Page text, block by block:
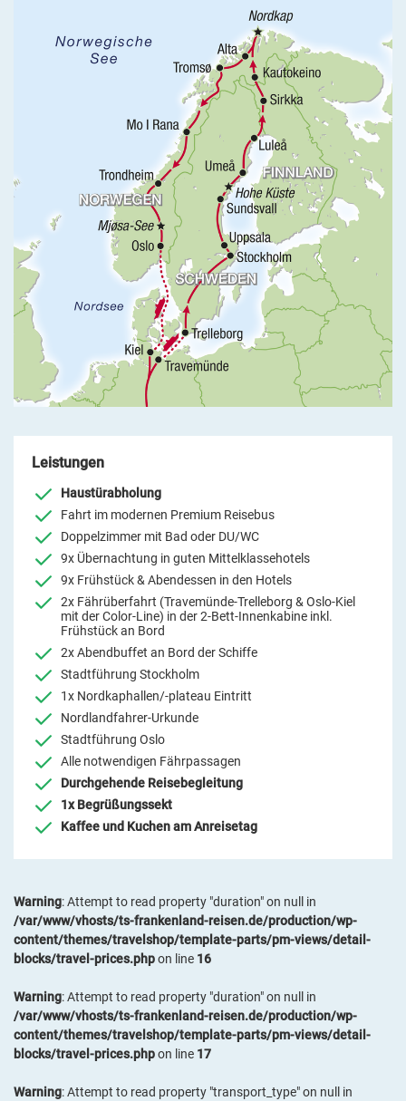
Leistungen
Haustürabholung
Fahrt im modernen Premium Reisebus
Doppelzimmer mit Bad oder DU/WC
9x Übernachtung in guten Mittelklassehotels
9x Frühstück & Abendessen in den Hotels
2x Fährüberfahrt (Travemünde-Trelleborg & Oslo-Kiel
mit der Color-Line) in der 2-Bett-Innenkabine inkl.
Frühstück an Bord
2x Abendbuffet an Bord der Schiffe
Stadtführung Stockholm
1x Nordkaphallen/-plateau Eintritt
Nordlandfahrer-Urkunde
Stadtführung Oslo
Alle notwendigen Fährpassagen
Durchgehende Reisebegleitung
1x Begrüßungssekt
Kaffee und Kuchen am Anreisetag
Warning: Attempt to read property "duration" on null in
/var/www/vhosts/ts-frankenland-reisen.de/production/wp-
content/themes/travelshop/template-parts/pm-views/detail-
blocks/travel-prices.phpon line 16
Warning: Attempt to read property "duration" on null in
/var/www/vhosts/ts-frankenland-reisen.de/production/wp-
content/themes/travelshop/template-parts/pm-views/detail-
blocks/travel-prices.phpon line 17
Warning: Attempt to read property "transport_type" on null in